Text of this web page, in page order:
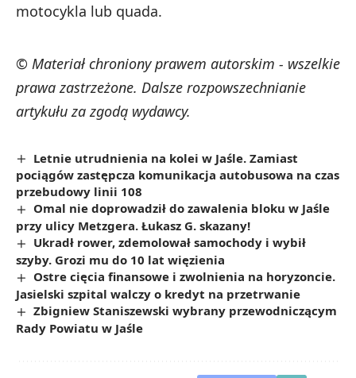
motocykla lub quada.
© Materiał chroniony prawem autorskim - wszelkie
prawa zastrzeżone. Dalsze rozpowszechnianie
artykułu za zgodą wydawcy.
Letnie utrudnienia na kolei w Jaśle. Zamiast
pociągów zastępcza komunikacja autobusowa na czas
przebudowy linii 108
Omal nie doprowadził do zawalenia bloku w Jaśle
przy ulicy Metzgera. Łukasz G. skazany!
Ukradł rower, zdemolował samochody i wybił
szyby. Grozi mu do 10 lat więzienia
Ostre cięcia finansowe i zwolnienia na horyzoncie.
Jasielski szpital walczy o kredyt na przetrwanie
Zbigniew Staniszewski wybrany przewodniczącym
Rady Powiatu w Jaśle